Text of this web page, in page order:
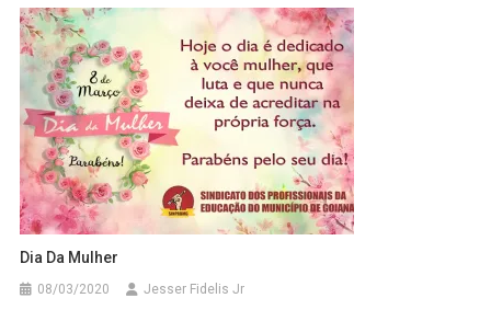
Dia Da Mulher
08/03/2020 Jesser Fidelis Jr